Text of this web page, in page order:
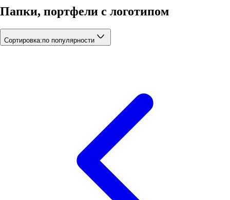
Папки, портфели с логотипом
Сортировка:по популярности